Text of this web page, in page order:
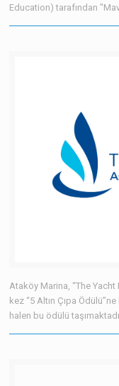
Education) tarafından
Ataköy Marina, “The
kez “5 Altın Çıpa
halen bu ödülü